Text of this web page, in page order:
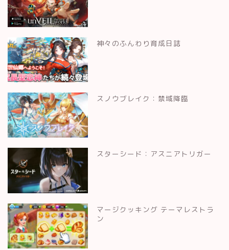
神々のふんわり育成日誌
スノウブレイク：禁域降臨
スターシード：アスニアトリガー
マージクッキング テーマレストラ
ン